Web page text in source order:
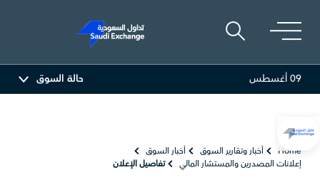
47.48
09 أغسطس حالة السوق
Home أخبار وتقارير السوق
أخبار السوق
إعلانات المصدرين والمستشار المالي
تفاصيل الإعلان